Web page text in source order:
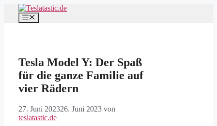
Inhalt
springen
Menü
Tesla Model Y: Der Spaß
für die ganze Familie auf
vier Rädern
27. Juni 202326. Juni 2023 von
teslatastic.de